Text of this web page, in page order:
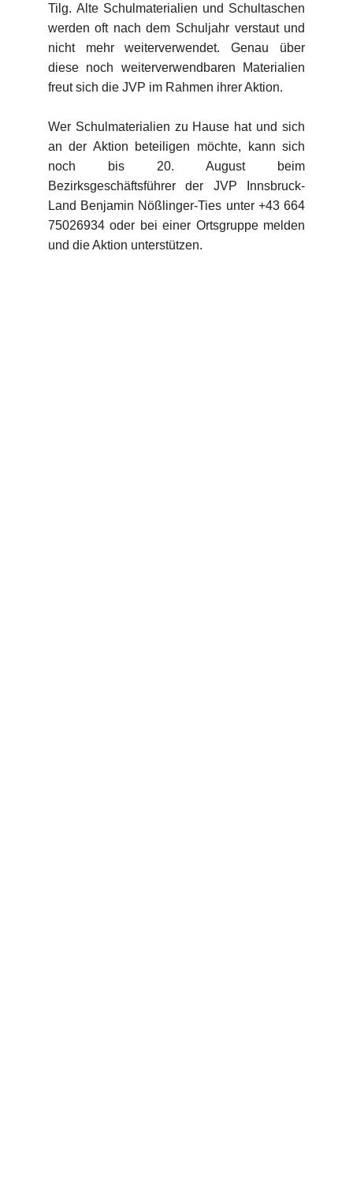
Tilg. Alte Schulmaterialien und Schultaschen
werden oft nach dem Schuljahr verstaut und
nicht mehr weiterverwendet. Genau über
diese noch weiterverwendbaren Materialien
freut sich die JVP im Rahmen ihrer Aktion.
Wer Schulmaterialien zu Hause hat und sich
an der Aktion beteiligen möchte, kann sich
noch bis 20. Augustbeim
Bezirksgeschäftsführer der JVP Innsbruck-
Land Benjamin Nößlinger-Ties unter +43 664
75026934 oder bei einer Ortsgruppe melden
und die Aktion unterstützen.